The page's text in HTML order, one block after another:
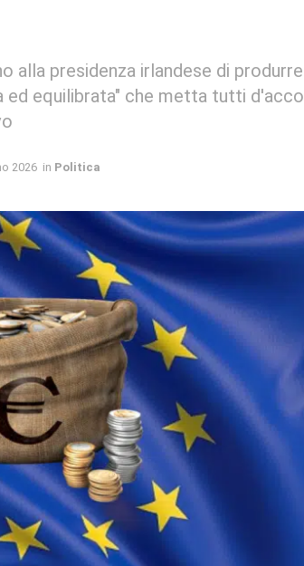
alla presidenza irlandese di
ed equilibrata" che metta tutti
2026 in Politica